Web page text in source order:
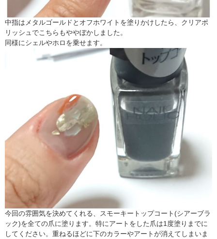
中指はメタルゴールドとオフホワイトを塗りかけしたら、クリアポ
リッシュでこちらもややぼかしました。
同様にシェルやホロを乗せます。
今回の雰囲気を決めてくれる、スモーキートップコート(シアーブラ
ック)を全ての爪に塗ります。特にアートをした爪は1度塗りまでに
してください。重ねるほどに下のカラーやアートが消えてしまいま